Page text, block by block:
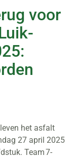
voor
het asfalt
27 april 2025
Team 7-